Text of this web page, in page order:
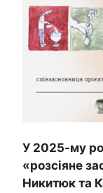
У 2025-му
«розсіяне
Никитюк та